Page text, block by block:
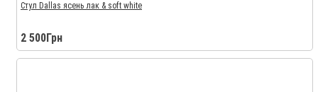
Стул Dallas ясень лак & soft white
2 500Грн